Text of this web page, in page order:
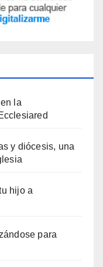
la
y diócesis, una
hijo a
para